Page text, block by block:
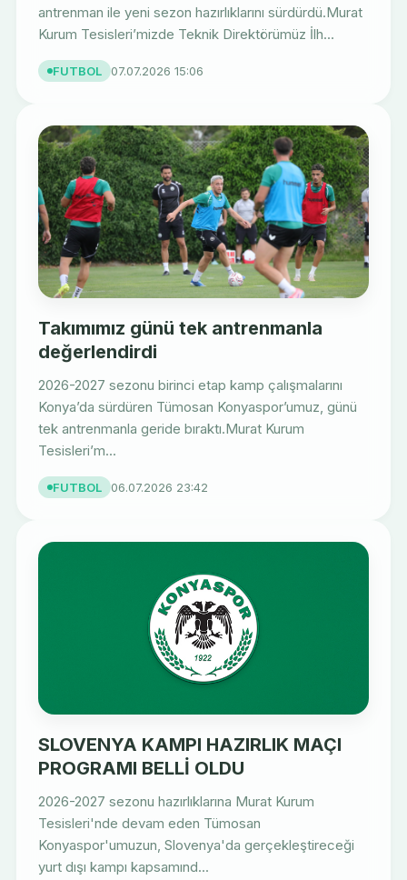
antrenman ile yeni sezon hazırlıklarını sürdürdü.Murat
Kurum Tesisleri’mizde Teknik Direktörümüz İlh...
FUTBOL 07.07.2026 15:06
Takımımız günü tek antrenmanla
değerlendirdi
2026-2027 sezonu birinci etap kamp çalışmalarını
Konya’da sürdüren Tümosan Konyaspor’umuz, günü
tek antrenmanla geride bıraktı.Murat Kurum
Tesisleri’m...
FUTBOL 06.07.2026 23:42
SLOVENYA KAMPI HAZIRLIK MAÇI
PROGRAMI BELLİ OLDU
2026-2027 sezonu hazırlıklarına Murat Kurum
Tesisleri'nde devam eden Tümosan
Konyaspor'umuzun, Slovenya'da gerçekleştireceği
yurt dışı kampı kapsamınd...